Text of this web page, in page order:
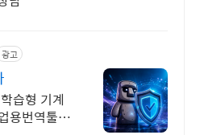
광고
습형 기계
용번역툴